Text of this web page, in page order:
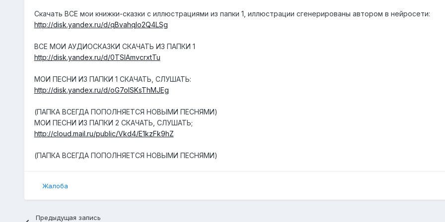
Скачать ВСЕ мои книжки-сказки с иллюстрациями из папки 1, иллюстрации сгенерированы автором в нейросети:
http://disk.yandex.ru/d/qBvahqlo2Q4LSg
ВСЕ МОИ АУДИОСКАЗКИ СКАЧАТЬ ИЗ ПАПКИ 1
http://disk.yandex.ru/d/0TSIAmvcrxtTu
МОИ ПЕСНИ ИЗ ПАПКИ 1 СКАЧАТЬ, СЛУШАТЬ:
http://disk.yandex.ru/d/oG7oISKsThMJEg
(ПАПКА ВСЕГДА ПОПОЛНЯЕТСЯ НОВЫМИ ПЕСНЯМИ)
МОИ ПЕСНИ ИЗ ПАПКИ 2 СКАЧАТЬ, СЛУШАТЬ;
http://cloud.mail.ru/public/Vkd4/E1kzFk9hZ
(ПАПКА ВСЕГДА ПОПОЛНЯЕТСЯ НОВЫМИ ПЕСНЯМИ)
Жалоба
Предыдущая запись